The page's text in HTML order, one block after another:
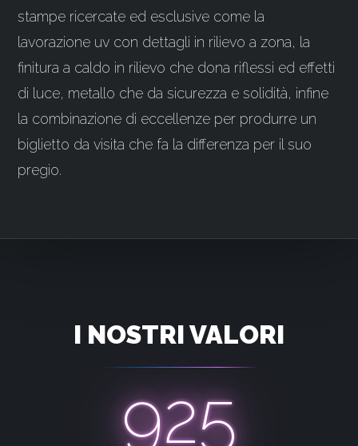
stampe ricercate ed esclusive come la
lavorazione uv con dettagli in rilievo a zona, la
finitura a caldo in rilievo che dona riflessi ed effetti
di luce, metallo che da sicurezza e solidità, infine
la combinazione di eccellenze per produrre un
biglietto da visita che fa la differenza per il suo
pregio.
I NOSTRI VALORI
925